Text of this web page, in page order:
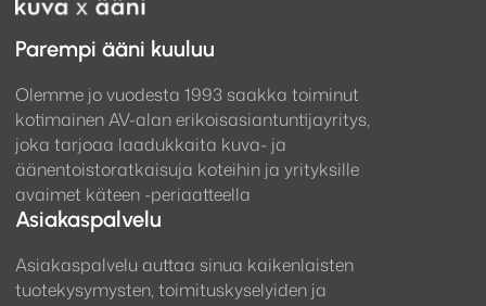
Parempi ääni kuuluu
Olemme jo vuodesta 1993 saakka toiminut
kotimainen AV-alan erikoisasiantuntijayritys,
joka tarjoaa laadukkaita kuva- ja
äänentoistoratkaisuja koteihin ja yrityksille
avaimet käteen -periaatteella
Asiakaspalvelu
Asiakaspalvelu auttaa sinua kaikenlaisten
tuotekysymysten, toimituskyselyiden ja